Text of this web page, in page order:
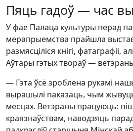
Пяць гадоў — час
У фае Палаца культуры перад
мерапрыемства прайшла
размясціліся кнігі, фатаграфіі,
Аўтары гэтых твораў —
— Гэта ўсё зроблена рукамі
вырашылі паказаць, чым
месцах. Ветэраны працуюць:
краязнаўствам, наводзяць